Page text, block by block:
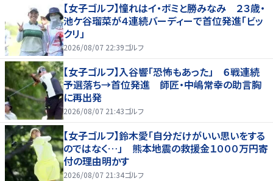
【女子ゴルフ】憧れはイ・ボミと勝みなみ ２３歳・
池ケ谷瑠菜が４連続バーディーで首位発進「ビッ
クリ」
2026/08/07 22:39ゴルフ
【女子ゴルフ】入谷響「恐怖もあった」 ６戦連続
予選落ち→首位発進 師匠・中嶋常幸の助言胸
に再出発
2026/08/07 21:43ゴルフ
【女子ゴルフ】鈴木愛「自分だけがいい思いをする
のではなく…」 熊本地震の救援金１０００万円寄
付の理由明かす
2026/08/07 21:34ゴルフ